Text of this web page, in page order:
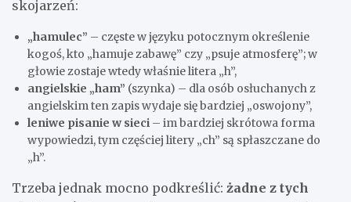
skojarzeń:
„hamulec” – częste w języku potocznym określenie
kogoś, kto „hamuje zabawę” czy „psuje atmosferę”; w
głowie zostaje wtedy właśnie litera „h”,
angielskie „ham” (szynka) – dla osób osłuchanych z
angielskim ten zapis wydaje się bardziej „oswojony”,
leniwe pisanie w sieci – im bardziej skrótowa forma
wypowiedzi, tym częściej litery „ch” są spłaszczane do
„h”.
Trzeba jednak mocno podkreślić: żadne z tych